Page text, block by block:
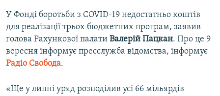
Усі сайти RFE/RL
У Фонді боротьби з COVID-19 недостатньо коштів
для реалізації трьох бюджетних програм, заявив
голова Рахункової палати Валерій Пацкан. Про це 9
вересня інформує пресслужба відомства, інформує
Радіо Свобода.
«Ще у липні уряд розподілив усі 66 мільярдів